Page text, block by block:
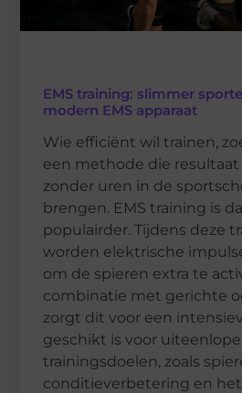
EMS training: slimmer
modern EMS apparaat
Wie efficiënt wil trainen,
een methode die
zonder uren in de
brengen. EMS training is
populairder. Tijdens deze
worden elektrische
om de spieren extra te
combinatie met gerichte
zorgt dit voor een
geschikt is voor
trainingsdoelen, zoals
conditieverbetering en